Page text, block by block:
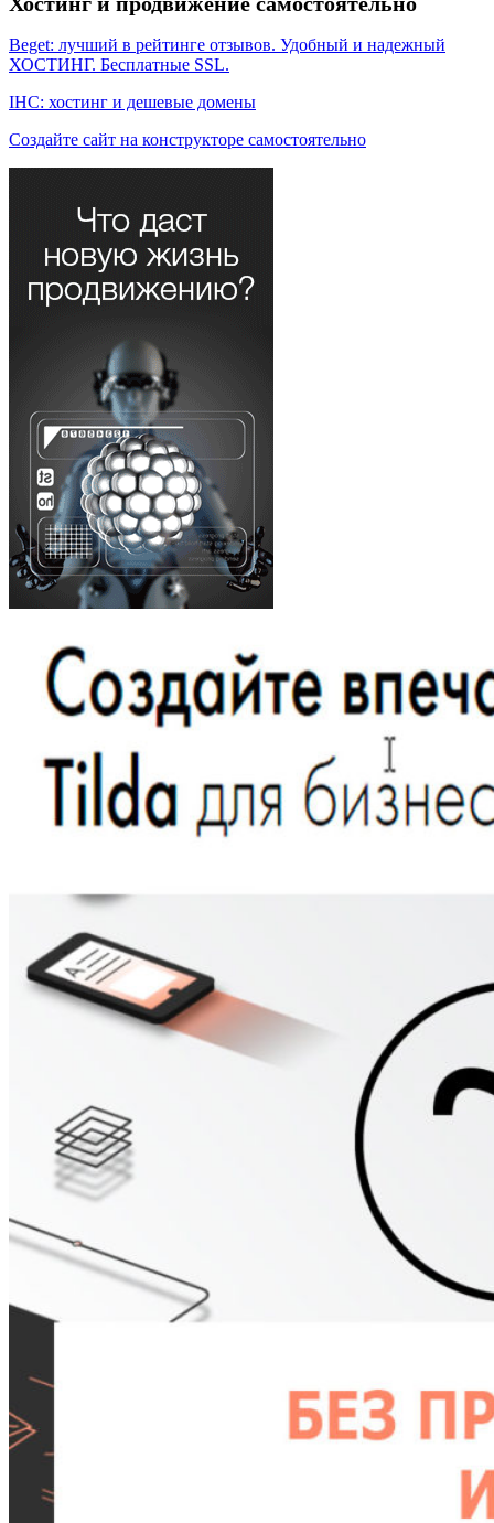
Beget: лучший в рейтинге отзывов. Удобный и надежный
ХОСТИНГ. Бесплатные SSL.
IHC: хостинг и дешевые домены
Создайте сайт на конструкторе самостоятельно